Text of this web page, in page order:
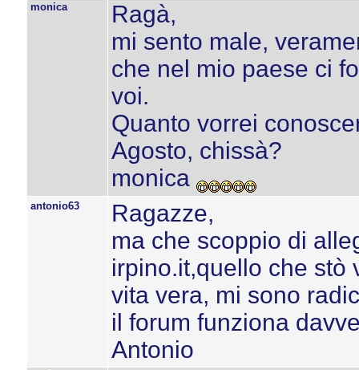
monica
Ragà,
mi sento male,
che nel mio paese ci
voi.
Quanto vorrei
Agosto, chissà?
monica
antonio63
Ragazze,
ma che scoppio di
irpino.it,quello che stò
vita vera, mi sono
il forum funziona
Antonio